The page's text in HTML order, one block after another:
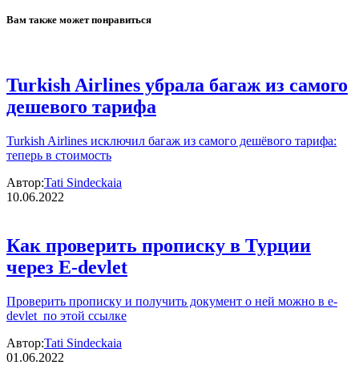
Вам также может понравиться
Turkish Airlines убрала багаж из самого
дешевого тарифа
Turkish Airlines исключил багаж из самого дешёвого тарифа:
теперь в стоимость
Автор:Tati Sindeckaia
10.06.2022
Как проверить прописку в Турции
через E-devlet
Проверить прописку и получить документ о ней можно в e-
devlet по этой ссылке
Автор:Tati Sindeckaia
01.06.2022